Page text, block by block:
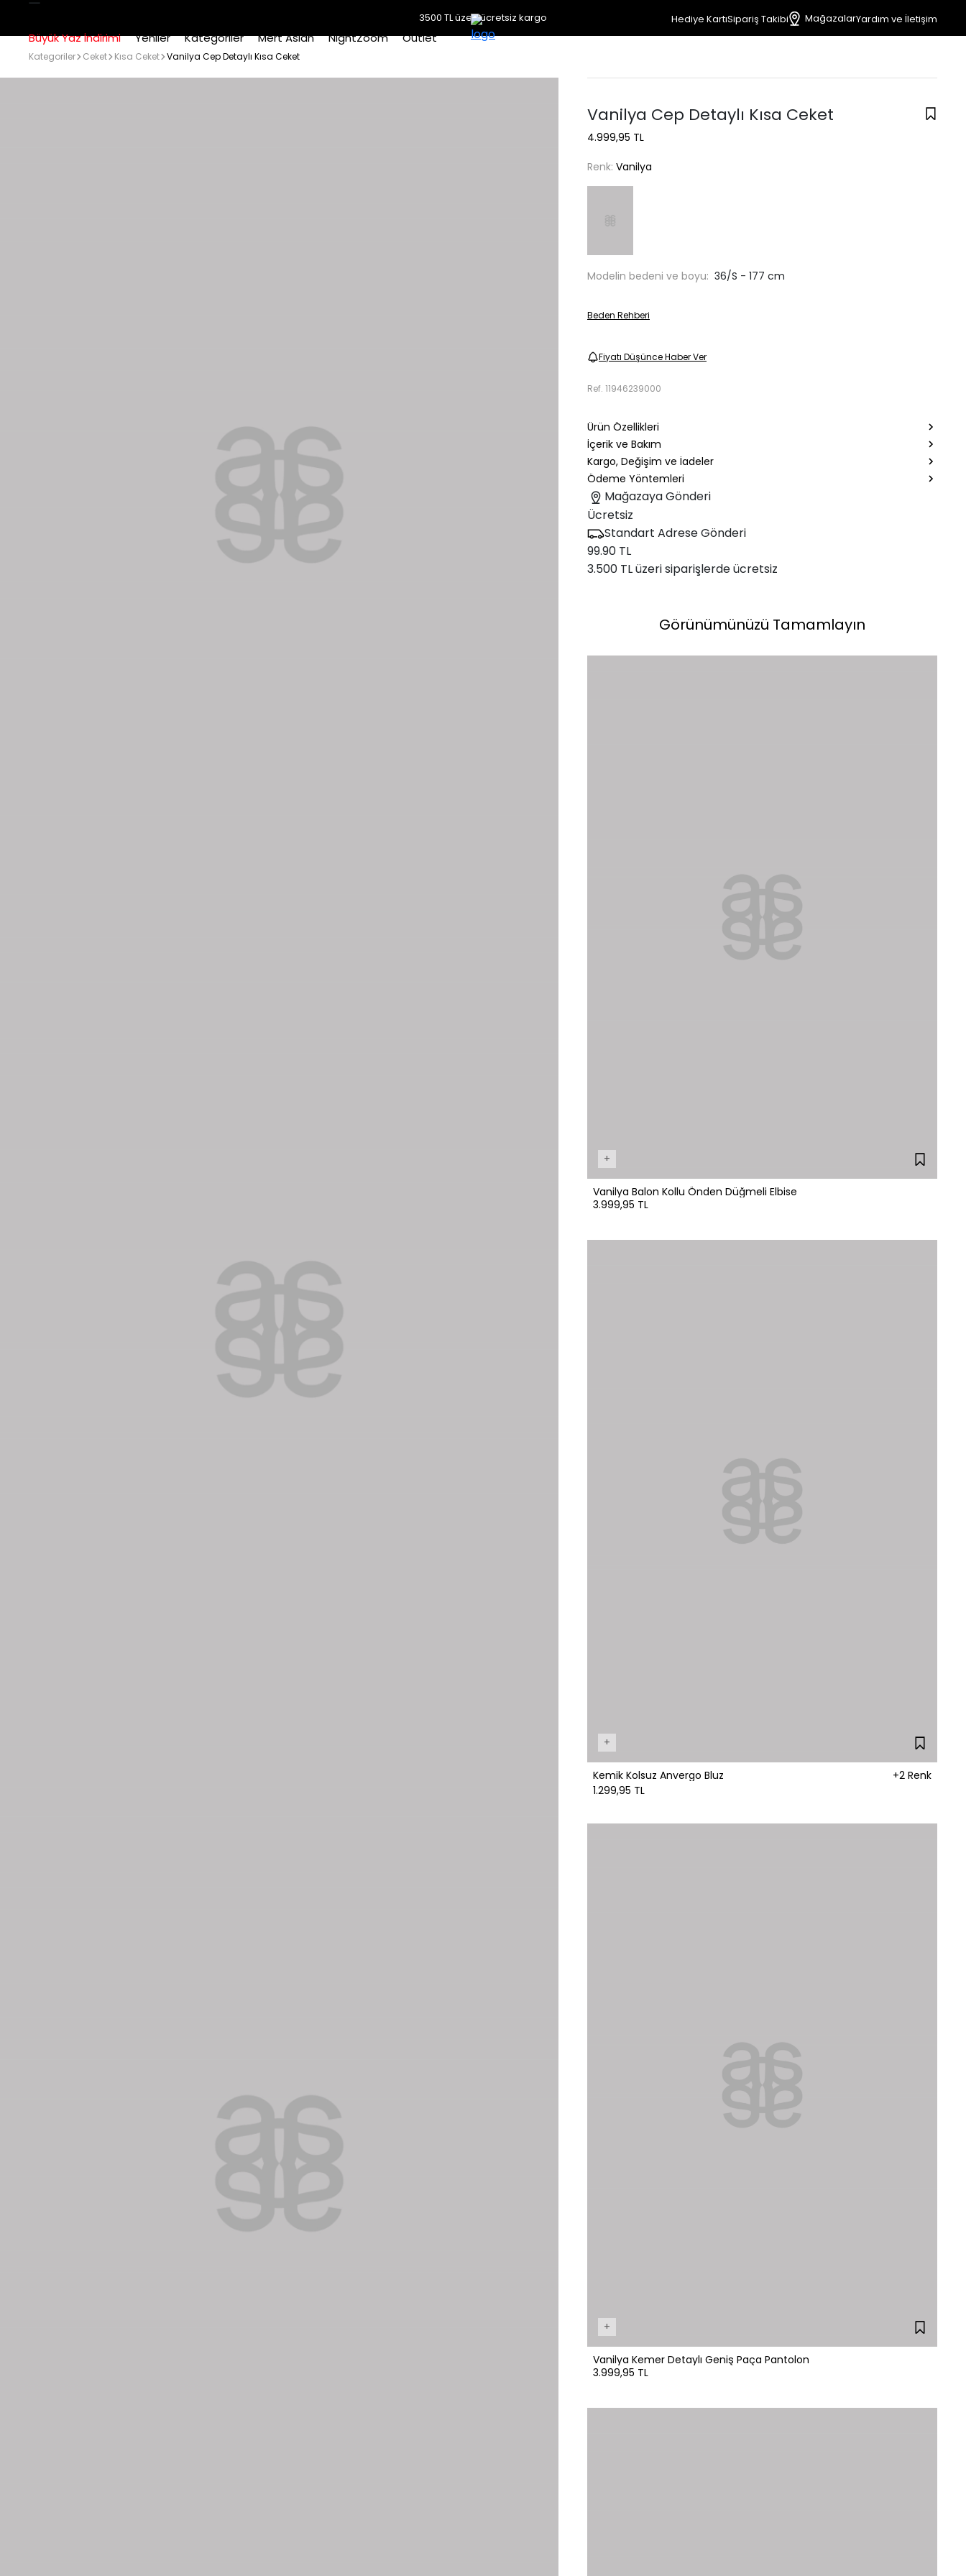
3500 TL üzeri ücretsiz kargo Hediye KartıSipariş Takibi MağazalarYardım ve İletişim
Büyük Yaz İndirimi Yeniler Kategoriler Mert Aslan NightZoom Outlet
Kategoriler Ceket Kısa Ceket Vanilya Cep Detaylı Kısa Ceket
Vanilya Cep Detaylı Kısa Ceket
4.999,95 TL
Renk: Vanilya
Modelin bedeni ve boyu: 36/S - 177 cm
Beden Rehberi
Fiyatı Düşünce Haber Ver
Ref. 11946239000
Ürün Özellikleri
İçerik ve Bakım
Kargo, Değişim ve İadeler
Ödeme Yöntemleri
Mağazaya Gönderi
Ücretsiz
Standart Adrese Gönderi
99.90 TL
3.500 TL üzeri siparişlerde ücretsiz
Görünümünüzü Tamamlayın
+
Vanilya Balon Kollu Önden Düğmeli Elbise
3.999,95 TL
+
Kemik Kolsuz Anvergo Bluz
+2 Renk
1.299,95 TL
+
Vanilya Kemer Detaylı Geniş Paça Pantolon
3.999,95 TL